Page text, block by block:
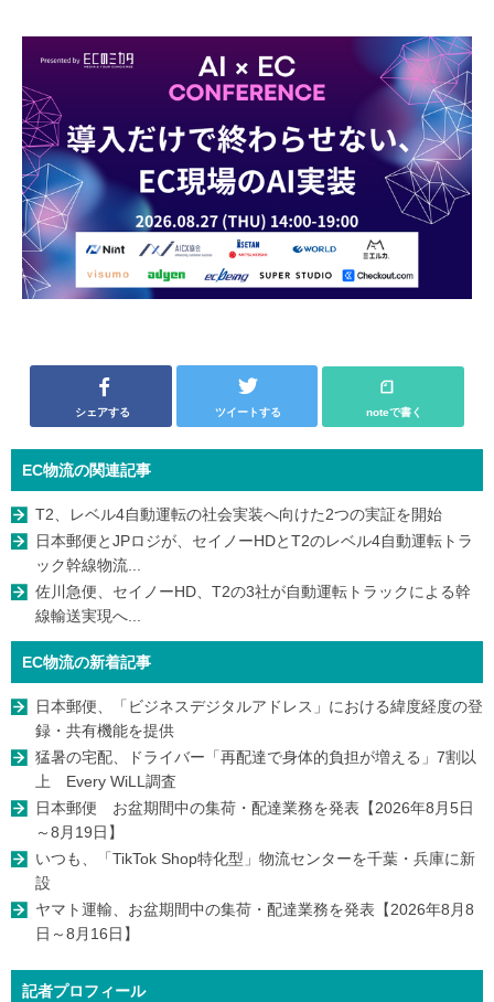
シェアする ツイートする noteで書く
EC物流の関連記事
T2、レベル4自動運転の社会実装へ向けた2つの実証を開始
日本郵便とJPロジが、セイノーHDとT2のレベル4自動運転トラ
ック幹線物流...
佐川急便、セイノーHD、T2の3社が自動運転トラックによる幹
線輸送実現へ...
EC物流の新着記事
日本郵便、「ビジネスデジタルアドレス」における緯度経度の登
録・共有機能を提供
猛暑の宅配、ドライバー「再配達で身体的負担が増える」7割以
上 Every WiLL調査
日本郵便 お盆期間中の集荷・配達業務を発表【2026年8月5日
～8月19日】
いつも、「TikTok Shop特化型」物流センターを千葉・兵庫に新
設
ヤマト運輸、お盆期間中の集荷・配達業務を発表【2026年8月8
日～8月16日】
記者プロフィール